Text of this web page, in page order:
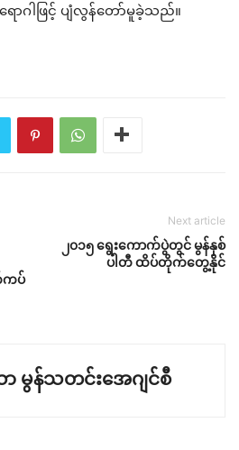
ောဂါဖြင့် ပျံလွန်တော်မူခဲ့သည်။
ကပ်
Next article
၂၀၁၅ ရွေးကောက်ပွဲတွင် မွန်နှစ်
ပါတီ ထိပ်တိုက်တွေ့နိုင်
မွန်သတင်းအေဂျင်စီ